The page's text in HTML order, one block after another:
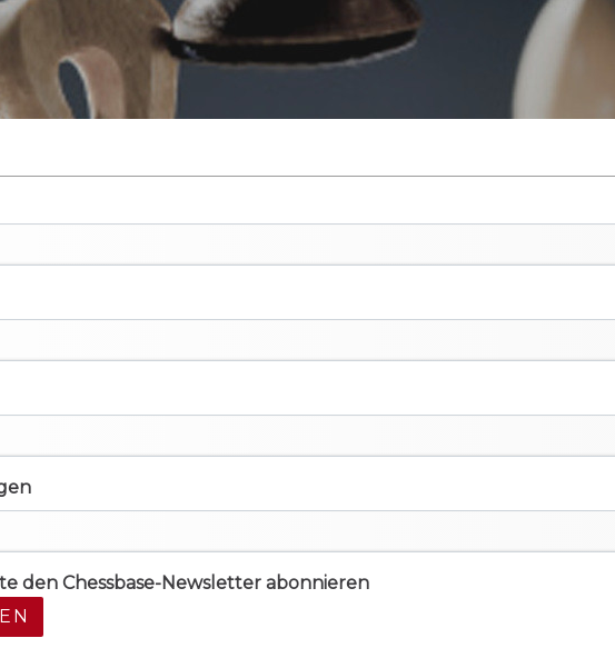
den Chessbase-Newsletter abonnieren